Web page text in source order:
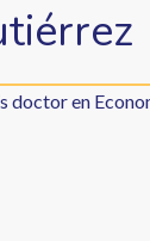
doctor en